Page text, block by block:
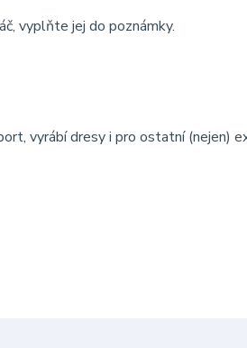
vyplňte jej do poznámky.
vyrábí dresy i pro ostatní (nejen)